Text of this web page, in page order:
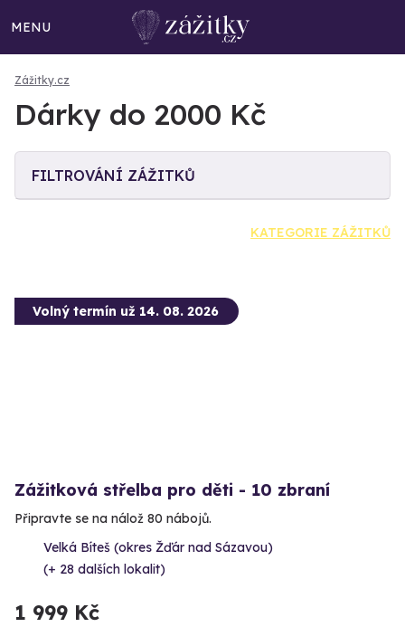
MENU
Zážitky.cz
Dárky do 2000 Kč
FILTROVÁNÍ ZÁŽITKŮ
KATEGORIE ZÁŽITKŮ
Volný termín už 14. 08. 2026
Zážitková střelba pro děti - 10 zbraní
Připravte se na nálož 80 nábojů.
Velká Bíteš (okres Žďár nad Sázavou)
(+ 28 dalších lokalit)
1 999 Kč